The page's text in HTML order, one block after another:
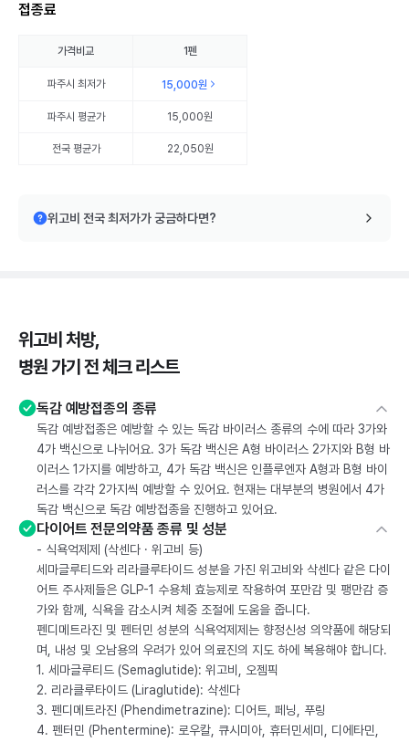
접종료
가격비교 1펜
파주시 최저가 15,000원
파주시 평균가 15,000원
전국 평균가 22,050원
위고비 전국 최저가가 궁금하다면?
위고비 처방,
병원 가기 전 체크 리스트
독감 예방접종의 종류
독감 예방접종은 예방할 수 있는 독감 바이러스 종류의 수에 따라 3가와
4가 백신으로 나뉘어요. 3가 독감 백신은 A형 바이러스 2가지와 B형 바
이러스 1가지를 예방하고, 4가 독감 백신은 인플루엔자 A형과 B형 바이
러스를 각각 2가지씩 예방할 수 있어요. 현재는 대부분의 병원에서 4가
독감 백신으로 독감 예방접종을 진행하고 있어요.
다이어트 전문의약품 종류 및 성분
- 식욕억제제 (삭센다 · 위고비 등)
세마글루티드와 리라클루타이드 성분을 가진 위고비와 삭센다 같은 다이
어트 주사제들은 GLP-1 수용체 효능제로 작용하여 포만감 및 팽만감 증
가와 함께, 식욕을 감소시켜 체중 조절에 도움을 줍니다.
펜디메트라진 및 펜터민 성분의 식욕억제제는 향정신성 의약품에 해당되
며, 내성 및 오남용의 우려가 있어 의료진의 지도 하에 복용해야 합니다.
1. 세마글루티드 (Semaglutide): 위고비, 오젬픽
2. 리라클루타이드 (Liraglutide): 삭센다
3. 펜디메트라진 (Phendimetrazine): 디어트, 페닝, 푸링
4. 펜터민 (Phentermine): 로우칼, 큐시미아, 휴터민세미, 디에타민,